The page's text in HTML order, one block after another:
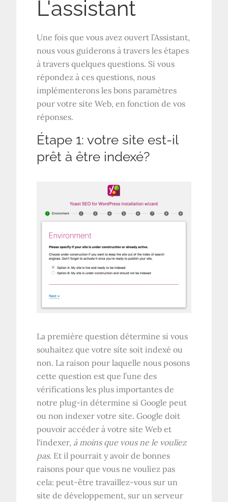
L'assistant
Une fois que vous avez ouvert l’Assistant,
nous vous guiderons à travers les étapes
à travers quelques questions. Si vous
répondez à ces questions, nous
implémenterons les bons paramètres
pour votre site Web, en fonction de vos
réponses.
Étape 1: votre site est-il
prêt à être indexé?
La première question détermine si vous
souhaitez que votre site soit indexé ou
non. La raison pour laquelle nous posons
cette question est que l’une des
vérifications les plus importantes de
notre plug-in détermine si Google peut
ou non indexer votre site. Google doit
pouvoir accéder à votre site Web et
l'indexer, à moins que vous ne le vouliez
pas. Et il pourrait y avoir de bonnes
raisons pour que vous ne vouliez pas
cela: peut-être travaillez-vous sur un
site de développement, sur un serveur